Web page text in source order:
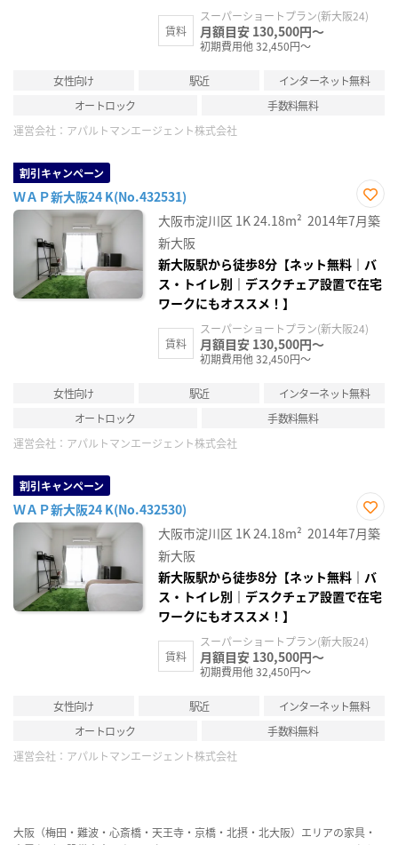
賃料
スーパーショートプラン(新大阪24)
月額目安 130,500円～
初期費用他 32,450円～
女性向け 駅近
インターネット無料
オートロック
手数料無料
運営会社： アパルトマンエージェント株式会社
割引キャンペーン
ＷＡＰ新大阪24 K(No.432531)
お気
に入
大阪市淀川区 1K24.18m² 2014年7月築
新大阪
新大阪駅から徒歩8分【ネット無料｜バ
ス・トイレ別｜デスクチェア設置で在宅
ワークにもオススメ！】
賃料
スーパーショートプラン(新大阪24)
月額目安 130,500円～
初期費用他 32,450円～
女性向け 駅近
インターネット無料
オートロック
手数料無料
運営会社： アパルトマンエージェント株式会社
割引キャンペーン
ＷＡＰ新大阪24 K(No.432530)
お気
に入
大阪市淀川区 1K24.18m² 2014年7月築
新大阪
新大阪駅から徒歩8分【ネット無料｜バ
ス・トイレ別｜デスクチェア設置で在宅
ワークにもオススメ！】
賃料
スーパーショートプラン(新大阪24)
月額目安 130,500円～
初期費用他 32,450円～
女性向け 駅近
インターネット無料
オートロック
手数料無料
運営会社： アパルトマンエージェント株式会社
大阪（梅田・難波・心斎橋・天王寺・京橋・北摂・北大阪）エリアの家具・